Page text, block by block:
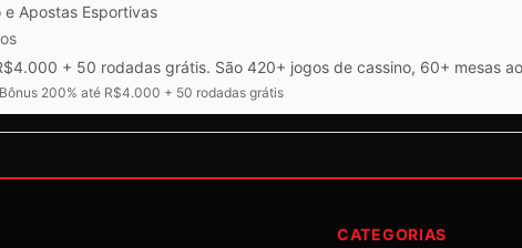
Apostas Esportivas
+ 50 rodadas grátis. São 420+ jogos de cassino, 60+ mesas
Bônus 200% até R$4.000 + 50 rodadas grátis
CATEGORIAS